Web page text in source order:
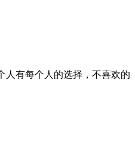
人有每个人的选择，不喜欢的